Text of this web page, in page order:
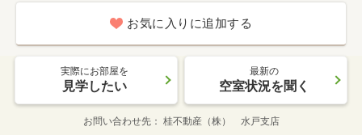
お気に入りに追加する
実際にお部屋を
見学したい
最新の
空室状況を聞く
お問い合わせ先 桂不動産（株） 水戸支店